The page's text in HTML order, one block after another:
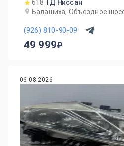
618 ТД Ниссан
Балашиха, Объездное
(926) 810-90-09
49 999
06.08.2026